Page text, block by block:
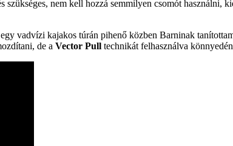
nem kell hozzá semmilyen csomót használni,
vadvízi kajakos túrán pihenő közben Barninak
de a Vector Pull technikát felhasználva